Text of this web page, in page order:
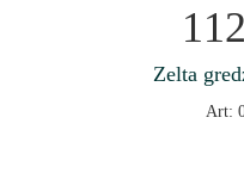
Zelta
Art: